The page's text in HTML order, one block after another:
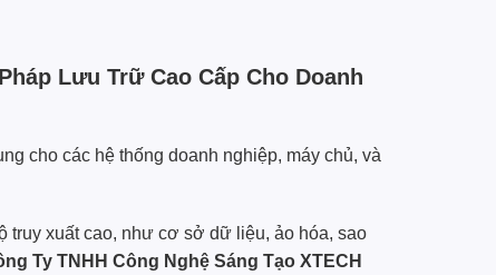
Lưu Trữ Cao Cấp Cho Doanh
cho các hệ thống doanh nghiệp, máy chủ, và
truy xuất cao, như cơ sở dữ liệu, ảo hóa, sao
Ty TNHH Công Nghệ Sáng Tạo XTECH